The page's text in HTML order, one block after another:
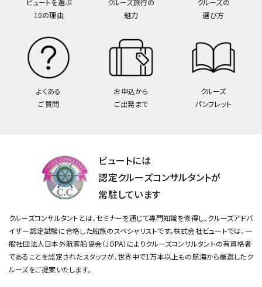
ビュートを選ぶ
10の理由
クルーズ旅行の
魅力
クルーズの
選び方
よくある
ご質問
お申込から
ご出発まで
クルーズ
パンフレット
ビュートには
認定クルーズコンサルタントが
常駐しています
クルーズコンサルタントとは、セミナーを通じて専門知識を修得し、クルーズアドバ
イザー認定試験に合格した船旅のスペシャリストです。株式会社ビュートでは、一
般社団法人日本外航客船協会（JOPA）によりクルーズコンサルタントの有資格者
であることを認定されたスタッフが、世界中で1万本以上もの航海から厳選したク
ルーズをご提案いたします。